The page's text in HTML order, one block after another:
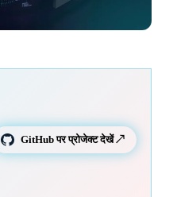
GitHub पर प्रोजेक्ट देखें ↗